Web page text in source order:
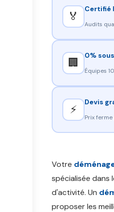
🏅
Certifié
Audits
🏢
0%
Équipes
⚡
Devis
Prix
Votre
spécialisée dans
d'activité. Un
proposer les